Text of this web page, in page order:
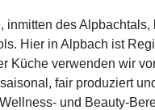
inmitten des
Hier in Alpbach ist
Küche verwenden wir
fair produziert
und Beauty-